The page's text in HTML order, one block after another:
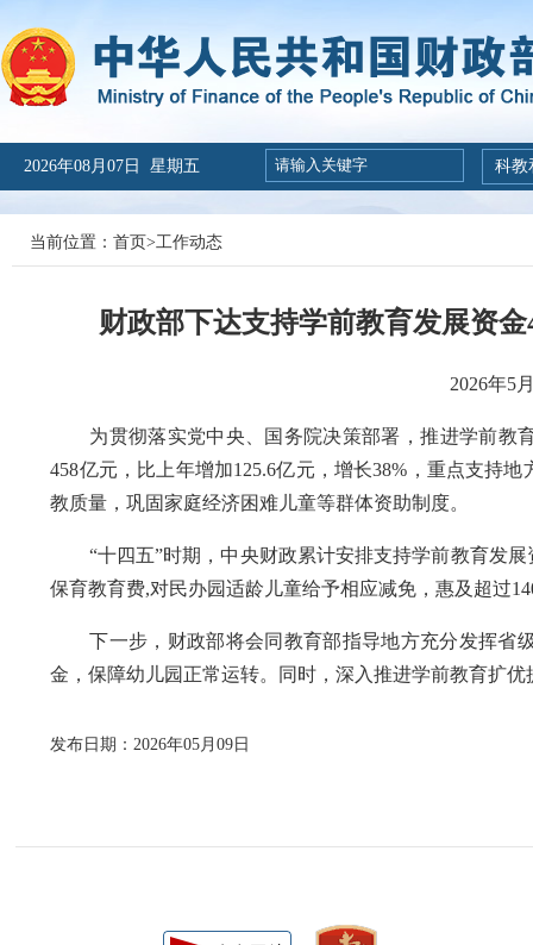
2026年08月07日 星期五 科教
当前位置： 首页>工作动态
财政部下达支持学前教育发展资
2026年5
为贯彻落实党中央、国务院决策部署，推进学前教育
458亿元，比上年增加125.6亿元，增长38%，重点支持
教质量，巩固家庭经济困难儿童等群体资助制度。
“十四五”时期，中央财政累计安排支持学前教育发展
保育教育费,对民办园适龄儿童给予相应减免，惠及超过
下一步，财政部将会同教育部指导地方充分发挥省
金，保障幼儿园正常运转。同时，深入推进学前教育扩
发布日期：2026年05月09日